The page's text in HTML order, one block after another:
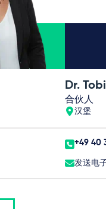
Dr.
合伙人
汉堡
+49 40
发送电